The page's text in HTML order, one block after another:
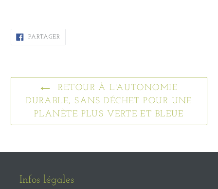
PARTAGER
RETOUR À L'AUTONOMIE
DURABLE, SANS DÉCHET POUR UNE
PLANÈTE PLUS VERTE ET BLEUE
Infos légales